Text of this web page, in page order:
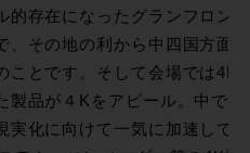
的存在になったグランフロン
、その地の利から中四国方面
ことです。そして会場では4K
製品が４Kをアピール。中で
実化に向けて一気に加速して